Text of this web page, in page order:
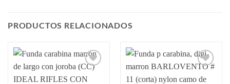
PRODUCTOS RELACIONADOS
Añadir
a la
a la